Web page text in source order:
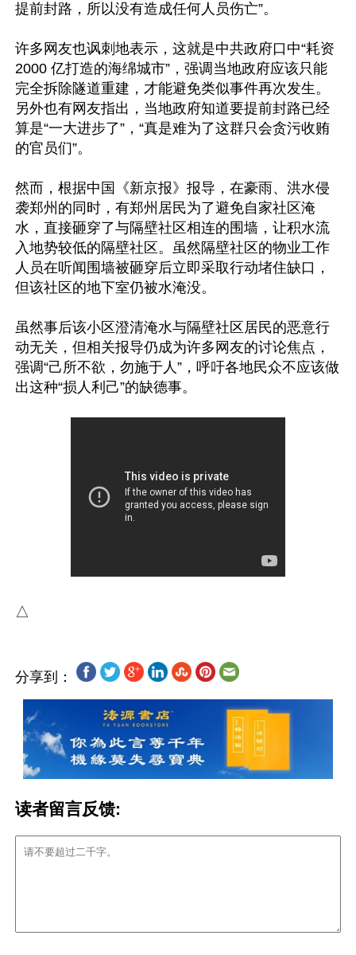
提前封路，所以没有造成任何人员伤亡”。
许多网友也讽刺地表示，这就是中共政府口中“耗资
2000 亿打造的海绵城市”，强调当地政府应该只能
完全拆除隧道重建，才能避免类似事件再次发生。
另外也有网友指出，当地政府知道要提前封路已经
算是“一大进步了”，“真是难为了这群只会贪污收贿
的官员们”。
然而，根据中国《新京报》报导，在豪雨、洪水侵
袭郑州的同时，有郑州居民为了避免自家社区淹
水，直接砸穿了与隔壁社区相连的围墙，让积水流
入地势较低的隔壁社区。虽然隔壁社区的物业工作
人员在听闻围墙被砸穿后立即采取行动堵住缺口，
但该社区的地下室仍被水淹没。
虽然事后该小区澄清淹水与隔壁社区居民的恶意行
动无关，但相关报导仍成为许多网友的讨论焦点，
强调“己所不欲，勿施于人”，呼吁各地民众不应该做
分享到：
读者留言反馈: